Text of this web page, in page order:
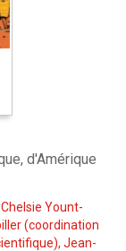
d'Amérique
Chelsie Yount-
(coordination
Jean-